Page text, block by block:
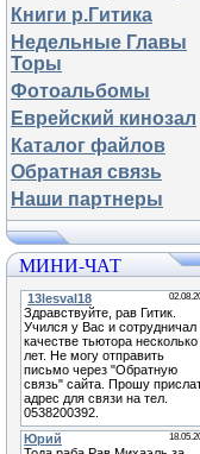
Книги р.Гитика
Недельные Главы
Торы
Фотоальбомы
Еврейский кинозал
Каталог файлов
Обратная связь
Наши партнеры
МИНИ-ЧАТ